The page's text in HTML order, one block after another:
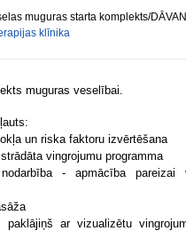
muguras starta komplekts/
klīnika
muguras veselībai.
un riska faktoru izvērtēšana
vingrojumu programma
nodarbība - apmācība pareizai
paklājiņš ar vizualizētu